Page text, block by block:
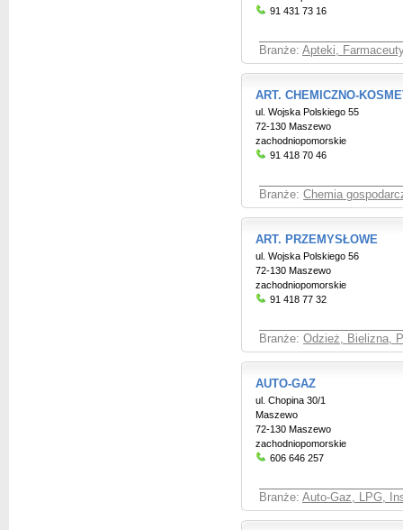
91 431 73 16
Branże: Apteki,
ART. CHEMICZNO-
ul. Wojska Polskiego 55
72-130 Maszewo
zachodniopomorskie
91 418 70 46
Branże: Chemia
ART. PRZEMYSŁOWE
ul. Wojska Polskiego 56
72-130 Maszewo
zachodniopomorskie
91 418 77 32
Branże: Odzież, Bielizna,
AUTO-GAZ
ul. Chopina 30/1
Maszewo
72-130 Maszewo
zachodniopomorskie
606 646 257
Branże: Auto-Gaz, LPG,